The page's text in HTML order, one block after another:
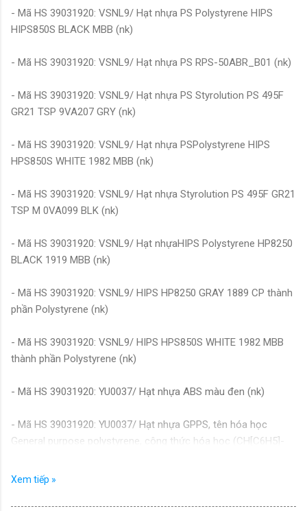
- Mã HS 39031920: VSNL9/ Hạt nhựa PS Polystyrene HIPS
HIPS850S BLACK MBB (nk)
- Mã HS 39031920: VSNL9/ Hạt nhựa PS RPS-50ABR_B01 (nk)
- Mã HS 39031920: VSNL9/ Hạt nhựa PS Styrolution PS 495F
GR21 TSP 9VA207 GRY (nk)
- Mã HS 39031920: VSNL9/ Hạt nhựa PSPolystyrene HIPS
HPS850S WHITE 1982 MBB (nk)
- Mã HS 39031920: VSNL9/ Hạt nhựa Styrolution PS 495F GR21
TSP M 0VA099 BLK (nk)
- Mã HS 39031920: VSNL9/ Hạt nhựaHIPS Polystyrene HP8250
BLACK 1919 MBB (nk)
- Mã HS 39031920: VSNL9/ HIPS HP8250 GRAY 1889 CP thành
phần Polystyrene (nk)
- Mã HS 39031920: VSNL9/ HIPS HPS850S WHITE 1982 MBB
thành phần Polystyrene (nk)
- Mã HS 39031920: YU0037/ Hạt nhựa ABS màu đen (nk)
- Mã HS 39031920: YU0037/ Hạt nhựa GPPS, tên hóa học
General purpose polystyrene, công thức hóa học (CH[C6H5]-
Xem tiếp »